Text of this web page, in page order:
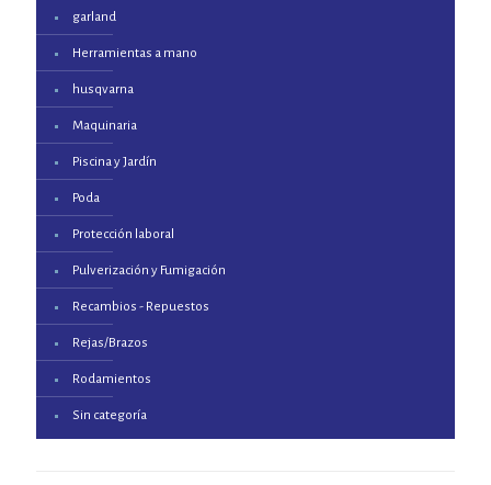
garland
Herramientas a mano
husqvarna
Maquinaria
Piscina y Jardín
Poda
Protección laboral
Pulverización y Fumigación
Recambios - Repuestos
Rejas/Brazos
Rodamientos
Sin categoría